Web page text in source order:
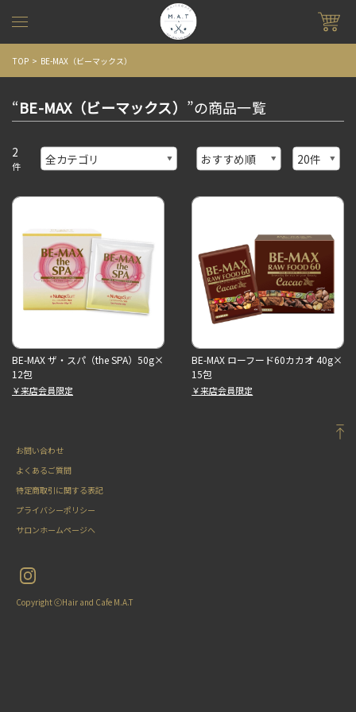
TOP BE-MAX（ビーマックス）
“BE-MAX（ビーマックス） ”の商品一覧
2
件
BE-MAX ザ・スパ（the SPA）50g×
12包
￥来店会員限定
BE-MAX ローフード60カカオ 40g×
15包
￥来店会員限定
お問い合わせ
よくあるご質問
特定商取引に関する表記
プライバシーポリシー
サロンホームページへ
Copyright ⓒHair and Cafe M.A.T